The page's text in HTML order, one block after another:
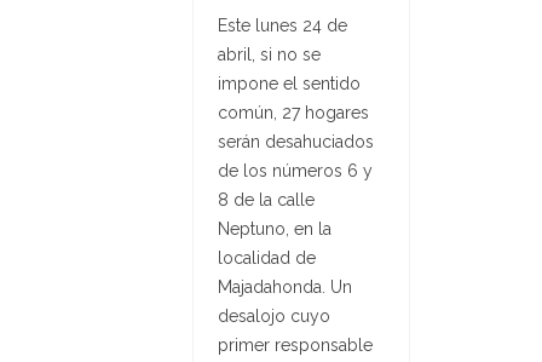
Este lunes 24 de
abril, si no se
impone el sentido
común, 27 hogares
serán desahuciados
de los números 6 y
8 de la calle
Neptuno, en la
localidad de
Majadahonda. Un
desalojo cuyo
primer responsable